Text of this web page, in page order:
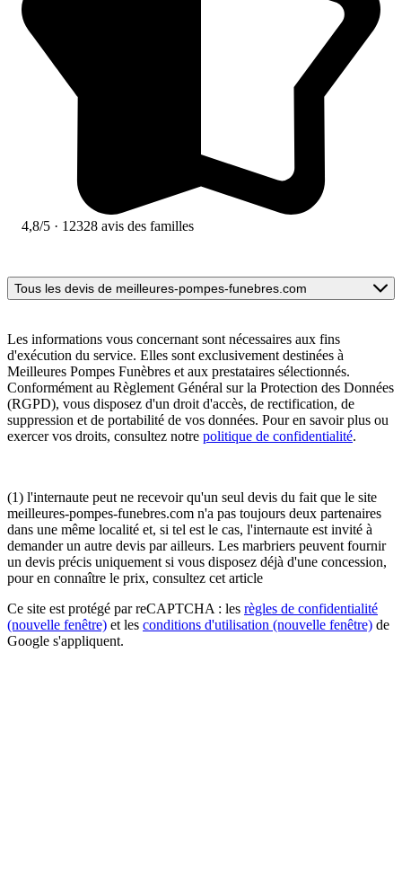
4,8/5 · 12328 avis des familles
Tous les devis de meilleures-pompes-funebres.com
Les informations vous concernant sont nécessaires aux fins
d'exécution du service. Elles sont exclusivement destinées à
Meilleures Pompes Funèbres et aux prestataires sélectionnés.
Conformément au Règlement Général sur la Protection des Données
(RGPD), vous disposez d'un droit d'accès, de rectification, de
suppression et de portabilité de vos données. Pour en savoir plus ou
exercer vos droits, consultez notre politique de confidentialité.
(1) l'internaute peut ne recevoir qu'un seul devis du fait que le site
meilleures-pompes-funebres.com n'a pas toujours deux partenaires
dans une même localité et, si tel est le cas, l'internaute est invité à
demander un autre devis par ailleurs. Les marbriers peuvent fournir
un devis précis uniquement si vous disposez déjà d'une concession,
pour en connaître le prix, consultez cet article
Ce site est protégé par reCAPTCHA : les règles de confidentialité
(nouvelle fenêtre) et les conditions d'utilisation (nouvelle fenêtre) de
Google s'appliquent.